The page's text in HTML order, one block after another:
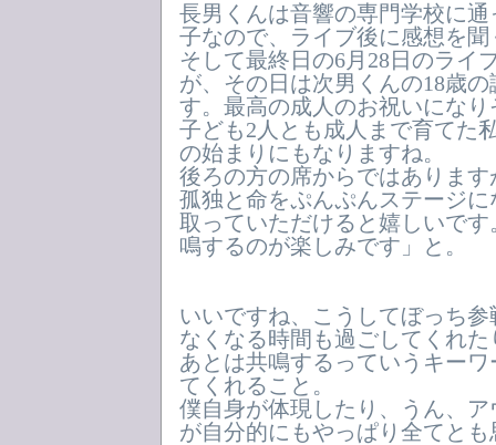
長男くんは音響の専門学校に
子なので、ライブ後に感想を
そして最終日の6月28日のライ
が、その日は次男くんの18歳
す。最高の成人のお祝いになり
子ども2人とも成人まで育てた
の始まりにもなりますね。
後ろの方の席からではありま
孤独と命をぷんぷんステージ
取っていただけると嬉しいで
鳴するのが楽しみです」と。
いいですね、こうしてぼっち
なくなる時間も過ごしてくれた
あとは共鳴するっていうキー
てくれること。
僕自身が体現したり、うん、
が自分的にもやっぱり全てと